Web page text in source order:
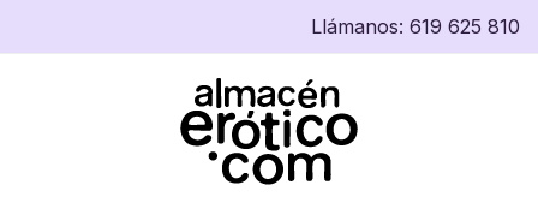
Llámanos: 619 625 810